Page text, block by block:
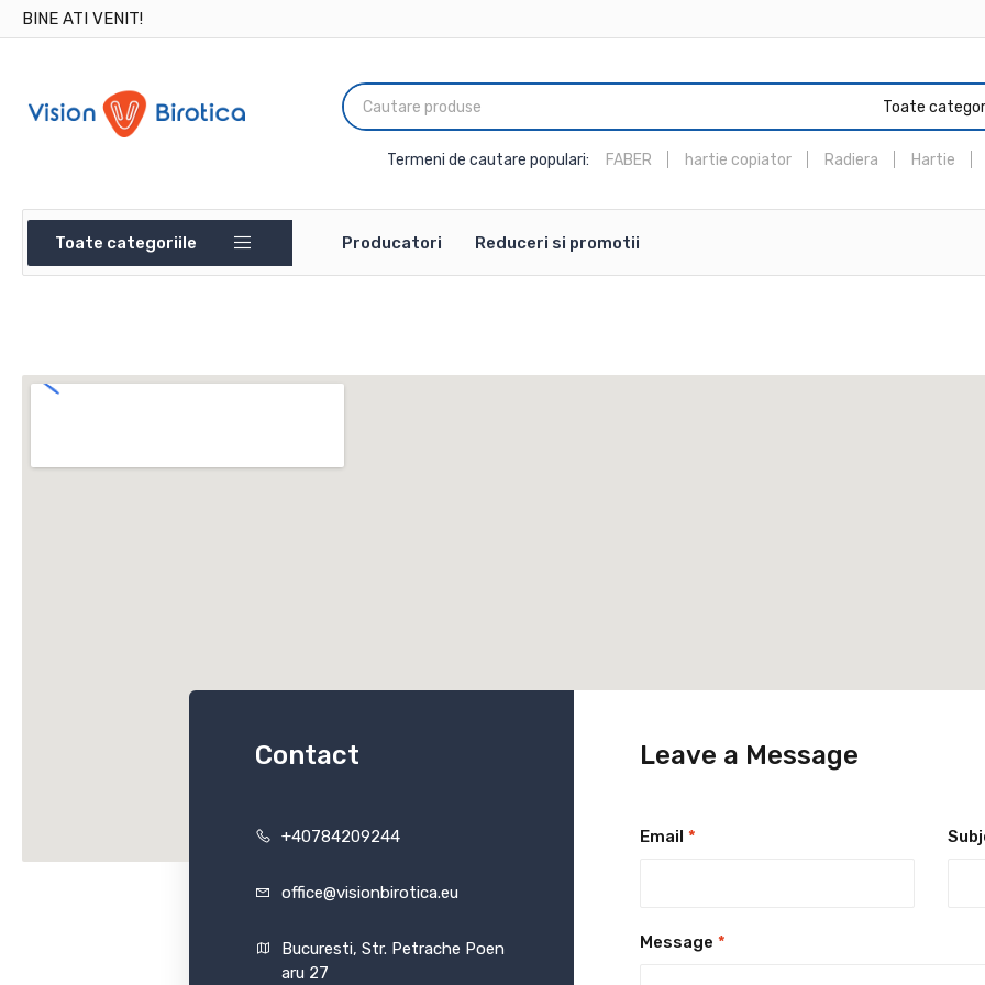
BINE ATI VENIT!
Toate
Termeni de cautare populari: FABER hartie copiator Radiera Hartie
Toate categoriile Producatori Reduceri si promotii
Contact
+40784209244
office@visionbirotica.eu
Bucuresti, Str. Petrache Poen
aru 27
Leave a Message
Email *
Message *